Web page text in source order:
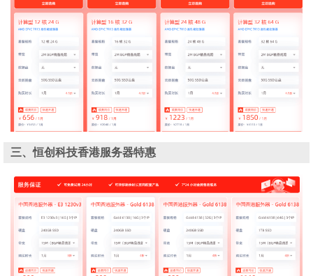
三、恒创科技香港服务器特惠